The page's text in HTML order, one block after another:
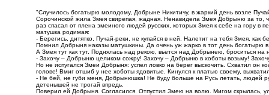
"Случилось богатырю молодому, Добрыне Никитичу, в жаркий день возле
Сорочинской жила Змея свирепая, жадная. Ненавидела Змея Добрыню за то,
раз спасал от плена змеиного людей русских, которых Змея к себе на гору в
матушка родимая:
- Берегись, дитятко, Пучай-реки, не купайся в ней. Налетит на тебя Змея, как
Помнил Добрыня наказы матушкины. Да очень уж жарко в тот день богатырю
А Змея тут как тут. Поднялась над рекою, вьется над Добрынею, броситься на
- Захочу – Добрыню целиком сожру! Захочу – Добрыню в хоботы возьму!
Но не испугался Змеи Добрыня: успел ловко на берег выскочить. Схватил он
голове! Вмиг отшиб у нее хоботы ядовитые. Кинулся к платью своему,
- Не бей, не губи меня, Добрынюшка! Не буду больше на Русь летать, людей
детенышей не трогай впредь.
Поверил ей Добрыня. Согласился. Отпустил Змею на волю. Мигом скрылась,